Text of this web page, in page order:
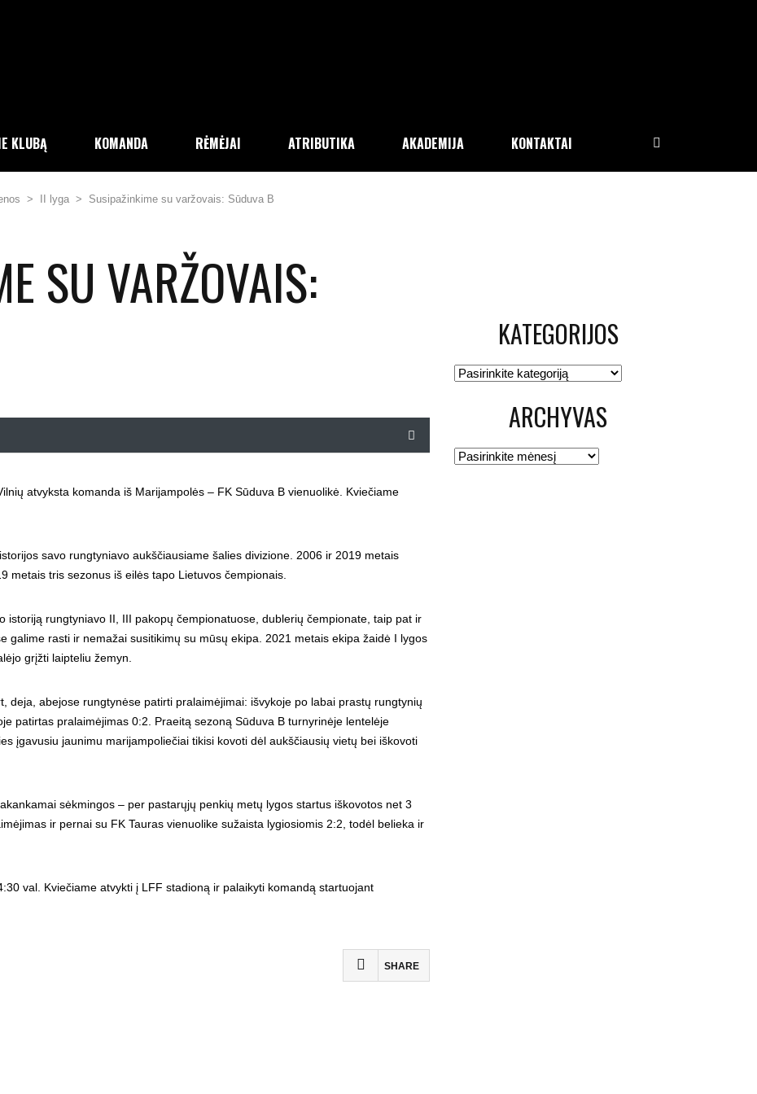
KLUBĄ KOMANDA RĖMĖJAI ATRIBUTIKA AKADEMIJA KONTAKTAI
> II lyga > Susipažinkime su varžovais: Sūduva B
SU VARŽOVAIS:
atvyksta komanda iš Marijampolės – FK Sūduva B vienuolikė. Kviečiame
savo rungtyniavo aukščiausiame šalies divizione. 2006 ir 2019 metais
metais tris sezonus iš eilės tapo Lietuvos čempionais.
istoriją rungtyniavo II, III pakopų čempionatuose, dublerių čempionate, taip pat ir
galime rasti ir nemažai susitikimų su mūsų ekipa. 2021 metais ekipa žaidė I lygos
grįžti laipteliu žemyn.
deja, abejose rungtynėse patirti pralaimėjimai: išvykoje po labai prastų rungtynių
patirtas pralaimėjimas 0:2. Praeitą sezoną Sūduva B turnyrinėje lentelėje
įgavusiu jaunimu marijampoliečiai tikisi kovoti dėl aukščiausių vietų bei iškovoti
sėkmingos – per pastarųjų penkių metų lygos startus iškovotos net 3
ir pernai su FK Tauras vienuolike sužaista lygiosiomis 2:2, todėl belieka ir
val. Kviečiame atvykti į LFF stadioną ir palaikyti komandą startuojant
SHARE
KATEGORIJOS
Kategorijos
ARCHYVAS
Archyvas
2008 metų pradžioje, Vilniaus Žirmūnų mikrorajone,